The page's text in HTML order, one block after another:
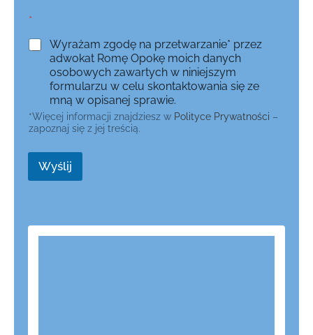
*
Wyrażam zgodę na przetwarzanie* przez
adwokat Romę Opokę moich danych
osobowych zawartych w niniejszym
formularzu w celu skontaktowania się ze
mną w opisanej sprawie.
*Więcej informacji znajdziesz w Polityce Prywatności –
zapoznaj się z jej treścią.
Wyślij